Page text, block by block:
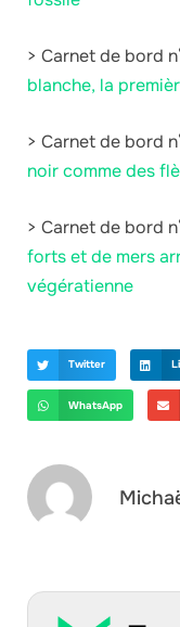
> Carnet de bord
blanche, la
> Carnet de bord
noir comme des
> Carnet de bord
forts et de mers
végératienne
Twitter
WhatsApp